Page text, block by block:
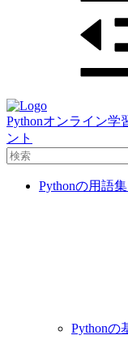
Pythonオンライン学
ント
Pythonの用語
Pythonの